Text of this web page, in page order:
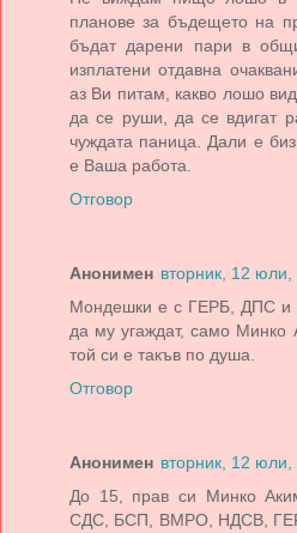
планове за бъдещето на
бъдат дарени пари в
изплатени отдавна
аз Ви питам, какво лошо
да се руши, да се вдигат
чуждата паница. Дали е
е Ваша работа.
Отговор
Анонимен вторник, 12 юли,
Мондешки е с ГЕРБ, ДПС и
да му угаждат, само
той си е такъв по душа.
Отговор
Анонимен вторник, 12 юли,
До 15, прав си Минко
СДС, БСП, ВМРО, НДСВ,